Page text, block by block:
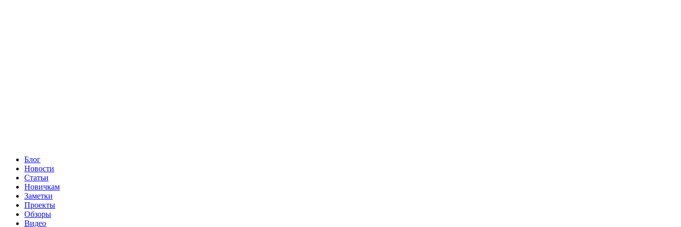
Блог
Новости
Статьи
Новичкам
Заметки
Проекты
Обзоры
Видео